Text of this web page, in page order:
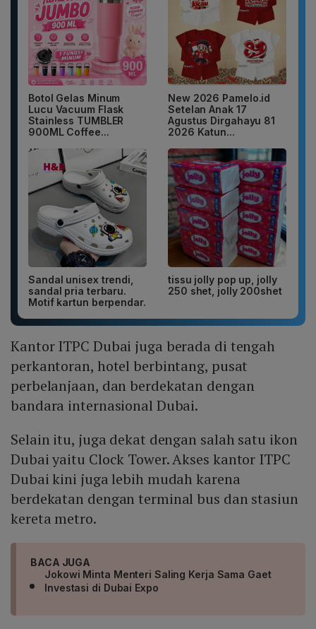
Botol Gelas Minum
Lucu Vacuum Flask
Stainless TUMBLER
900ML Coffee...
New 2026 Pamelo.id
Setelan Anak 17
Agustus Dirgahayu 81
2026 Katun...
Sandal unisex trendi,
sandal pria terbaru.
Motif kartun berpendar.
tissu jolly pop up, jolly
250 shet, jolly 200shet
Kantor ITPC Dubai juga berada di tengah
perkantoran, hotel berbintang, pusat
perbelanjaan, dan berdekatan dengan
bandara internasional Dubai.
Selain itu, juga dekat dengan salah satu ikon
Dubai yaitu Clock Tower. Akses kantor ITPC
Dubai kini juga lebih mudah karena
berdekatan dengan terminal bus dan stasiun
kereta metro.
BACA JUGA
Jokowi Minta Menteri Saling Kerja Sama Gaet
Investasi di Dubai Expo